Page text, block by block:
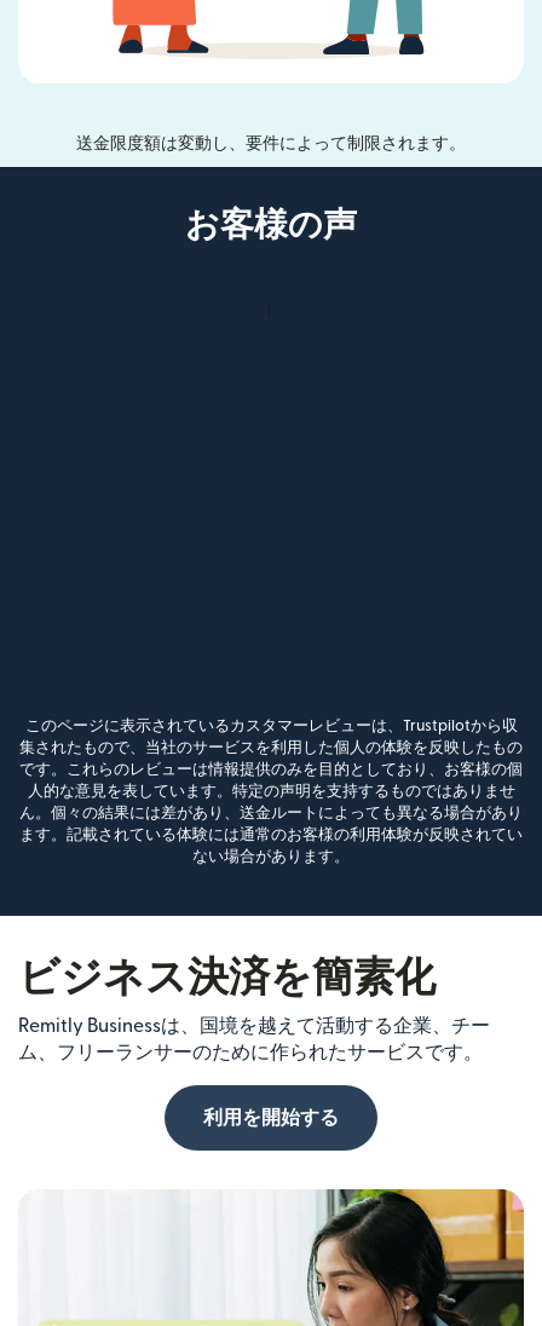
送金限度額は変動し、要件によって制限されます。
お客様の声
このページに表示されているカスタマーレビューは、Trustpilotから収
集されたもので、当社のサービスを利用した個人の体験を反映したもの
です。これらのレビューは情報提供のみを目的としており、お客様の個
人的な意見を表しています。特定の声明を支持するものではありませ
ん。個々の結果には差があり、送金ルートによっても異なる場合があり
ます。記載されている体験には通常のお客様の利用体験が反映されてい
ない場合があります。
ビジネス決済を簡素化
Remitly Businessは、国境を越えて活動する企業、チー
ム、フリーランサーのために作られたサービスです。
利用を開始する